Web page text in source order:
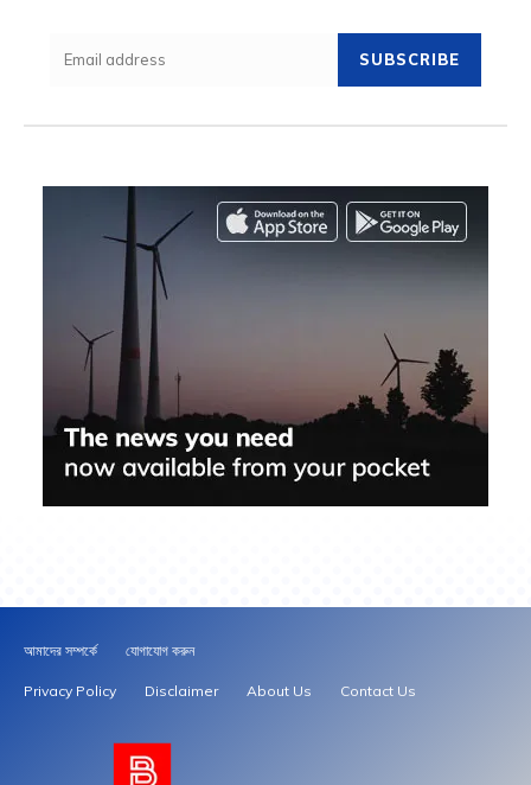
SUBSCRIBE
আমাদের সম্পর্কে যোগাযোগ করুন
Privacy Policy Disclaimer About Us Contact Us